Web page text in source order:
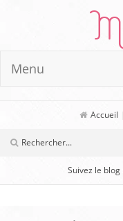
Menu
Accueil
Suivez le blog